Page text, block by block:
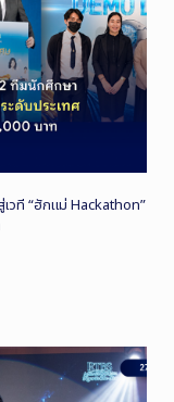
วที “ฮักแม่ Hackathon”